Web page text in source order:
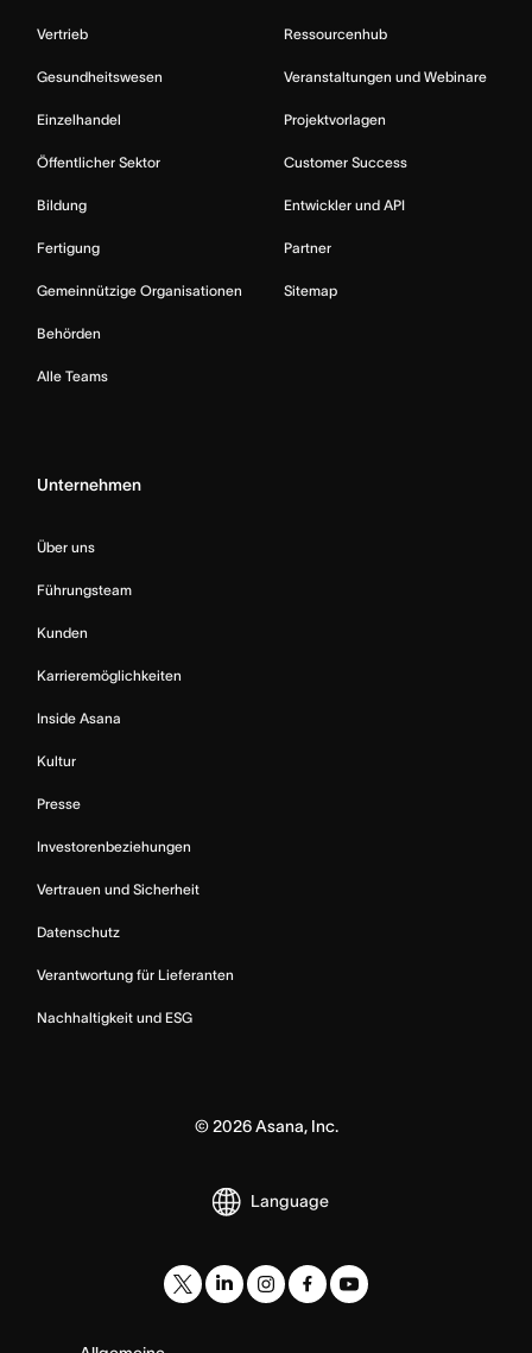
Vertrieb
Gesundheitswesen
Einzelhandel
Öffentlicher Sektor
Bildung
Fertigung
Gemeinnützige Organisationen
Behörden
Alle Teams
Ressourcenhub
Veranstaltungen und Webinare
Projektvorlagen
Customer Success
Entwickler und API
Partner
Sitemap
Unternehmen
Über uns
Führungsteam
Kunden
Karrieremöglichkeiten
Inside Asana
Kultur
Presse
Investorenbeziehungen
Vertrauen und Sicherheit
Datenschutz
Verantwortung für Lieferanten
Nachhaltigkeit und ESG
© 2026Asana, Inc.
Language